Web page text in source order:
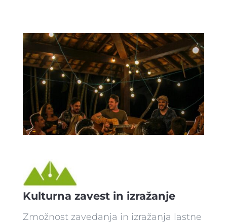
Kulturna zavest in izražanje
Zmožnost zavedanja in izražanja lastne